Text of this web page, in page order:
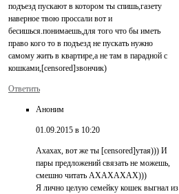
подъезд пускают в котором ты спишь,газету
наверное твою проссали вот и
бесишься.понимаешь,для того что бы иметь
право кого то в подъезд не пускать нужно
самому жить в квартире,а не там в парадной с
кошками,[censored]звончик)
Ответить
Аноним
01.09.2015 в 10:20
Ахахах, вот же ты [censored]утая))) И
пары предложений связать не можешь,
смешно читать АХАХАХАХ)))
Я лично целую семейку кошек выгнал из